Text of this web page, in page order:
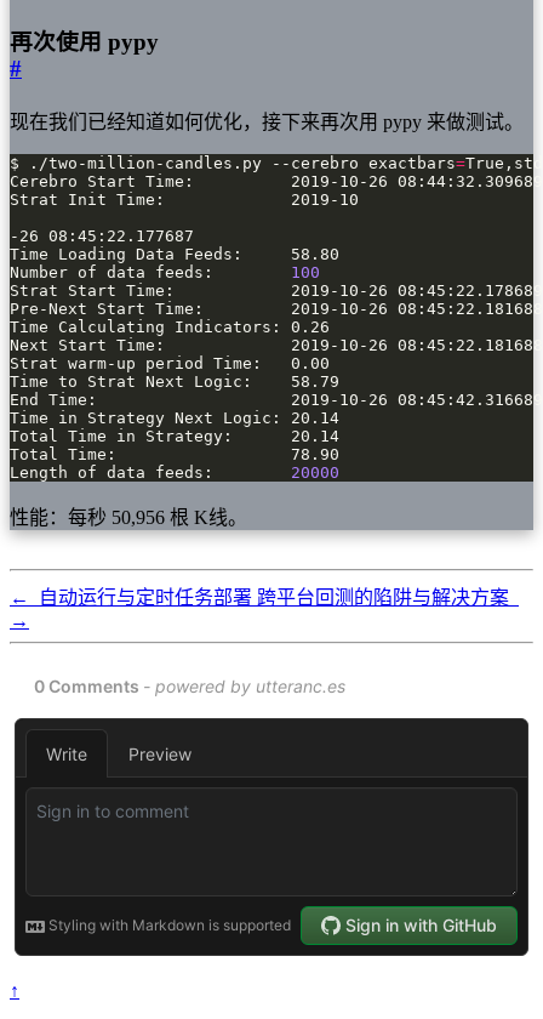
再次使用 pypy
#
现在我们已经知道如何优化，接下来再次用 pypy 来做测试。
$ ./two-million-candles.py --cerebro exactbars=
Number of data feeds: 100
Length of data feeds: 20000
性能：每秒 50,956 根 K线。
← 自动运行与定时任务部署 跨平台回测的陷阱与解决方案
→
↑